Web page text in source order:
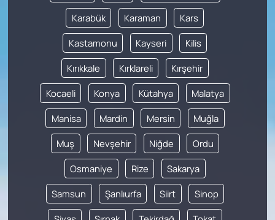
Karabük Karaman Kars
Kastamonu Kayseri Kilis
Kırıkkale Kırklareli Kırşehir
Kocaeli Konya Kütahya Malatya
Manisa Mardin Mersin Muğla
Muş Nevşehir Niğde Ordu
Osmaniye Rize Sakarya
Samsun Şanlıurfa Siirt Sinop